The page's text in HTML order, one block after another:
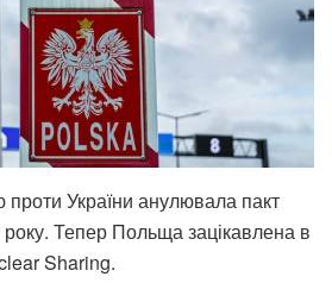
проти України анулювала пакт
Тепер Польща зацікавлена в
Sharing.